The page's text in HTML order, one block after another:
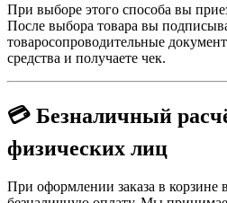
При выборе этого способа вы
После выбора товара вы
товаросопроводительные
средства и получаете чек.
💳 Безналичный
физических лиц
При оформлении заказа в корзине